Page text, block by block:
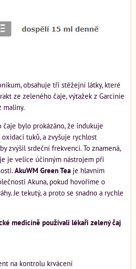
obsahuje tři stěžejní látky, které
ze zeleného čaje, výtažek z Garcinie
maliny.
bylo prokázáno, že indukuje
tuků, a zvyšuje rychlost
zvýšil srdeční frekvenci. To znamená,
je velice účinným nástrojem při
AkuWM Green Tea je hlavním
Akuna, pokud hovoříme o
Je tekutý, a proto se snadno a rychle
medicíně používali lékaři zelený čaj
na kontrolu krvácení